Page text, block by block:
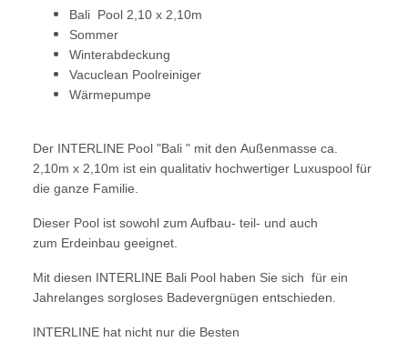
Bali Pool 2,10 x 2,10m
Sommer
Winterabdeckung
Vacuclean Poolreiniger
Wärmepumpe
Der INTERLINE Pool "Bali " mit den Außenmasse ca.
2,10m x 2,10m ist ein qualitativ hochwertiger Luxuspool für
die ganze Familie.
Dieser Pool ist sowohl zum Aufbau- teil- und auch
zum Erdeinbau geeignet.
Mit diesen INTERLINE Bali Pool haben Sie sich für ein
Jahrelanges sorgloses Badevergnügen entschieden.
INTERLINE hat nicht nur die Besten